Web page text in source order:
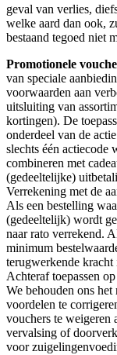
geval van verlies,
welke aard dan ook,
bestaand tegoed niet
Promotionele
van speciale
voorwaarden aan
uitsluiting van
kortingen). De
onderdeel van de
slechts één actiecode
combineren met
(gedeeltelijke)
Verrekening met de
Als een bestelling
(gedeeltelijk) wordt
naar rato verrekend.
minimum
terugwerkende kracht
Achteraf toepassen
We behouden ons
voordelen te
vouchers te weigeren
vervalsing of
voor